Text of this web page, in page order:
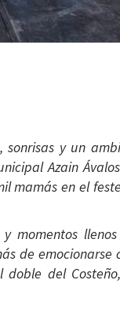
sonrisas y un
Azain
mamás en el
momentos
de
doble del